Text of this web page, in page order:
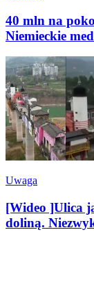
40 mln na
Niemieckie
Uwaga
[Wideo ]Ulica
doliną.